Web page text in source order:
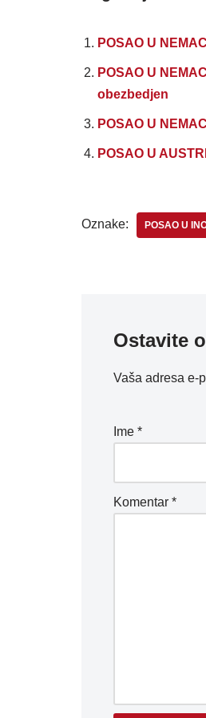
POSAO U
POSAO U
obezbedjen
POSAO U
POSAO U
Oznake: POSAO U
Ostavite
Vaša adresa e-
Ime *
Komentar *